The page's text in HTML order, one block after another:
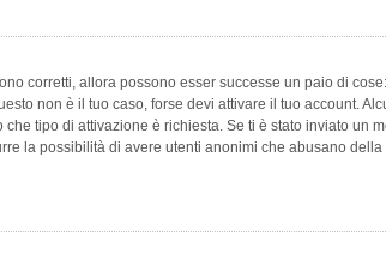
corretti, allora possono esser successe un paio di
non è il tuo caso, forse devi attivare il tuo account.
tipo di attivazione è richiesta. Se ti è stato inviato
la possibilità di avere utenti anonimi che abusano